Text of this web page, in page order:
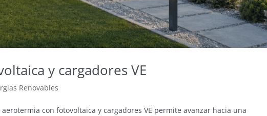
y cargadores VE
Renovables
con fotovoltaica y cargadores VE permite avanzar hacia una